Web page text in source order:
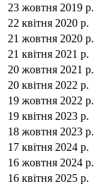
23 жовтня 2019 р.
22 квітня 2020 р.
21 жовтня 2020 р.
21 квітня 2021 р.
20 жовтня 2021 р.
20 квітня 2022 р.
19 жовтня 2022 р.
19 квітня 2023 р.
18 жовтня 2023 р.
17 квітня 2024 р.
16 жовтня 2024 р.
16 квітня 2025 р.